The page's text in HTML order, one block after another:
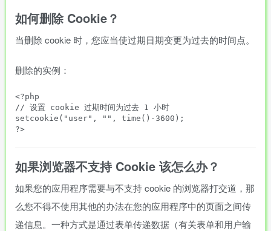
如何删除 Cookie？
当删除 cookie 时，您应当使过期日期变更为过去的时间点。
删除的实例：
<?php
// 设置 cookie 过期时间为过去 1 小时
setcookie("user", "", time()-3600);
如果浏览器不支持 Cookie 该怎么办？
如果您的应用程序需要与不支持 cookie 的浏览器打交道，那
么您不得不使用其他的办法在您的应用程序中的页面之间传
递信息。一种方式是通过表单传递数据（有关表单和用户输